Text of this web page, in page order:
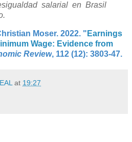
salarial en Brasil
Moser. 2022. " Earnings
Wage: Evidence from
Review, 112 (12): 3803-47.
at 19:27